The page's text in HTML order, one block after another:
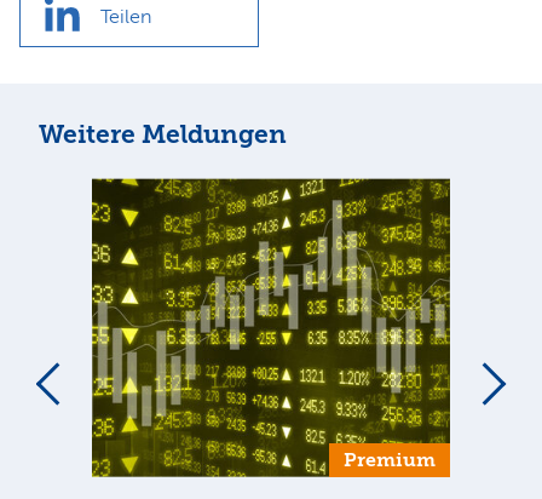
Teilen
Weitere Meldungen
Premium